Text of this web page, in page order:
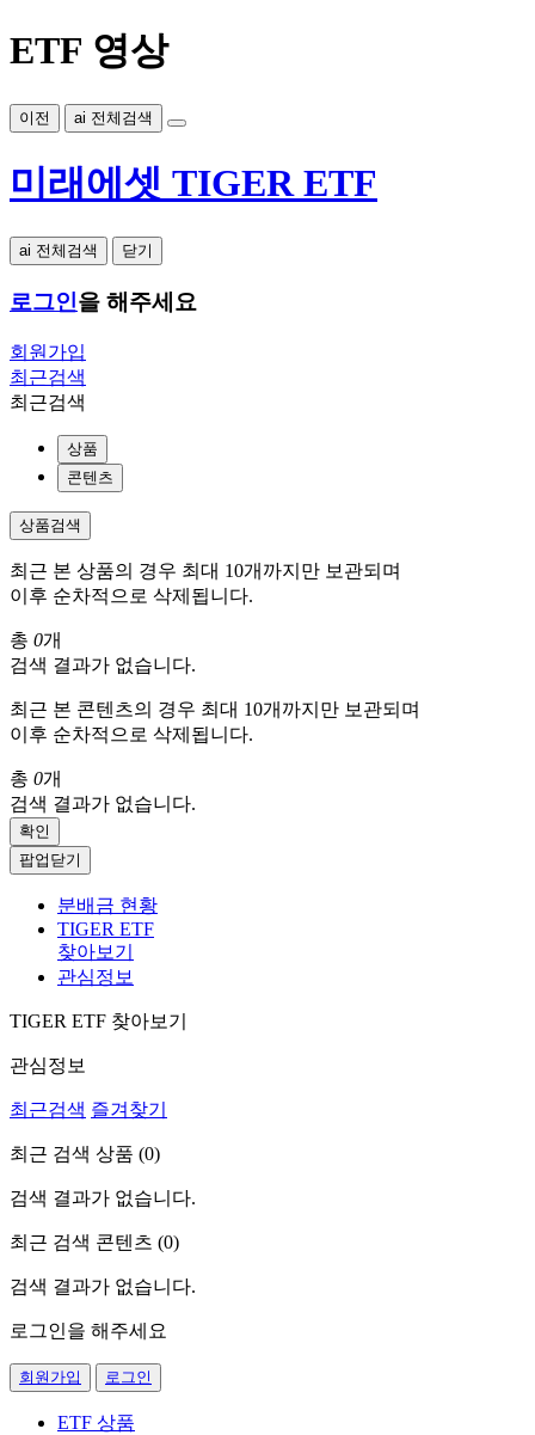
ETF 영상
이전 ai 전체검색
미래에셋 TIGER ETF
ai 전체검색 닫기
로그인을 해주세요
회원가입
최근검색
최근검색
상품
콘텐츠
상품검색
최근 본 상품의 경우 최대 10개까지만 보관되며
이후 순차적으로 삭제됩니다.
총 0개
검색 결과가 없습니다.
최근 본 콘텐츠의 경우 최대 10개까지만 보관되며
이후 순차적으로 삭제됩니다.
총 0개
검색 결과가 없습니다.
확인
팝업닫기
분배금 현황
TIGER ETF
찾아보기
관심정보
TIGER ETF 찾아보기
관심정보
최근검색 즐겨찾기
최근 검색 상품 (0)
검색 결과가 없습니다.
최근 검색 콘텐츠 (0)
검색 결과가 없습니다.
로그인을 해주세요
회원가입 로그인
ETF 상품